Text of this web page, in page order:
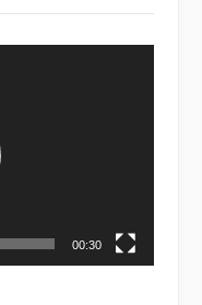
00:30